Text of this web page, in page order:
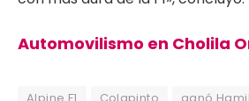
Automovilismo en Cholila